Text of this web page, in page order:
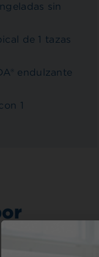
sin
de 1 tazas
endulzante
1